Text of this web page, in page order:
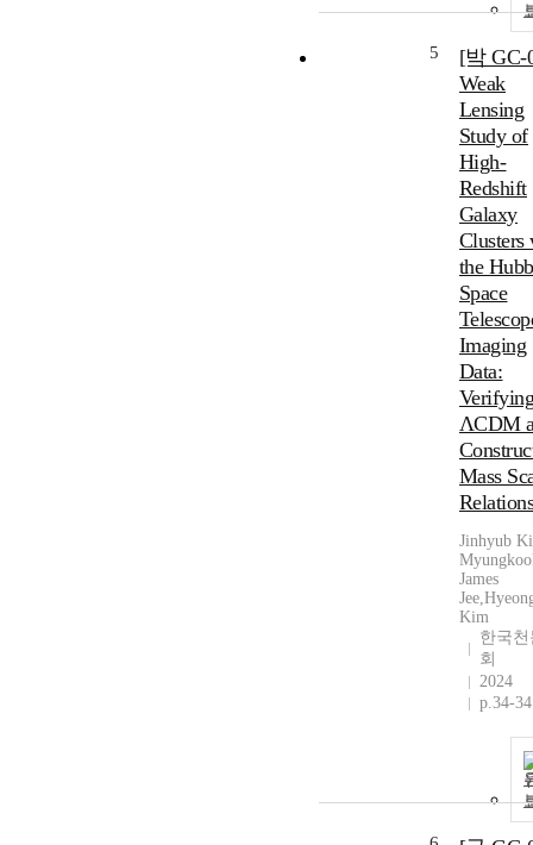
5
[박 GC-
Weak
Lensing
Study of
High-
Redshift
Galaxy
Clusters
the
Space
Imaging
Data:
ΛCDM
Mass
Jinhyub
James
Kim
한국
회
2024
p.34-34